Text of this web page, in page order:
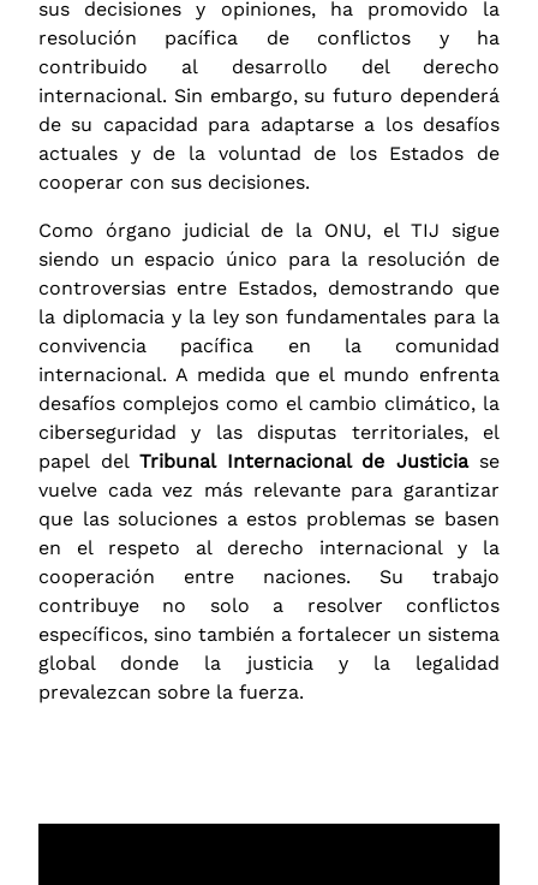
sus decisiones y opiniones, ha promovido la
resolución pacífica de conflictos y ha
contribuido al desarrollo del derecho
internacional. Sin embargo, su futuro dependerá
de su capacidad para adaptarse a los desafíos
actuales y de la voluntad de los Estados de
cooperar con sus decisiones.
Como órgano judicial de la ONU, el TIJ sigue
siendo un espacio único para la resolución de
controversias entre Estados, demostrando que
la diplomacia y la ley son fundamentales para la
convivencia pacífica en la comunidad
internacional. A medida que el mundo enfrenta
desafíos complejos como el cambio climático, la
ciberseguridad y las disputas territoriales, el
papel del Tribunal Internacional de Justiciase
vuelve cada vez más relevante para garantizar
que las soluciones a estos problemas se basen
en el respeto al derecho internacional y la
cooperación entre naciones. Su trabajo
contribuye no solo a resolver conflictos
específicos, sino también a fortalecer un sistema
global donde la justicia y la legalidad
prevalezcan sobre la fuerza.